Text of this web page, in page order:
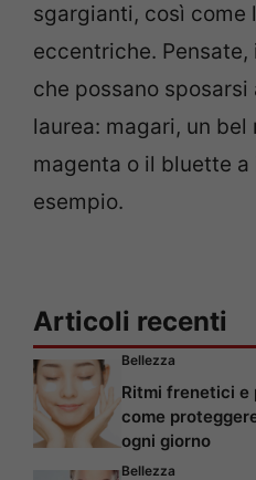
sgargianti, così come
eccentriche. Pensate,
che possano
laurea: magari, un bel
magenta o il bluette
esempio.
Articoli recenti
Bellezza
Ritmi frenetici e
come
ogni giorno
Bellezza